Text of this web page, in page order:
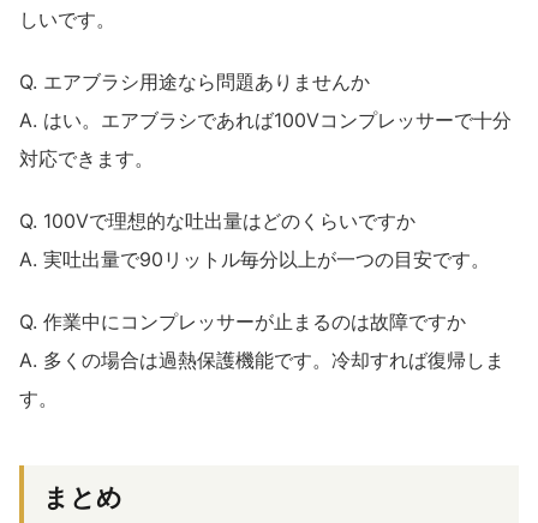
しいです。
Q. エアブラシ用途なら問題ありませんか
A. はい。エアブラシであれば100Vコンプレッサーで十分
対応できます。
Q. 100Vで理想的な吐出量はどのくらいですか
A. 実吐出量で90リットル毎分以上が一つの目安です。
Q. 作業中にコンプレッサーが止まるのは故障ですか
A. 多くの場合は過熱保護機能です。冷却すれば復帰しま
す。
まとめ